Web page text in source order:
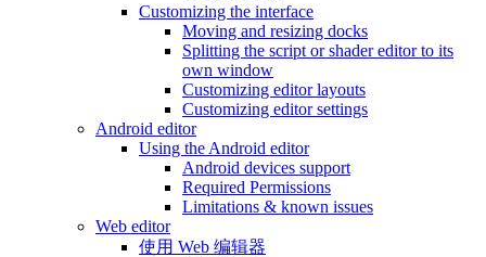
Customizing the interface
Moving and resizing docks
Splitting the script or shader editor to its
own window
Customizing editor layouts
Customizing editor settings
Android editor
Using the Android editor
Android devices support
Required Permissions
Limitations & known issues
Web editor
使用 Web 编辑器